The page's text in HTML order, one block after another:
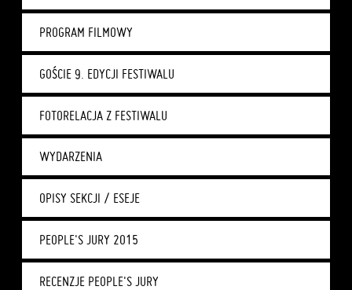
PROGRAM FILMOWY
GOŚCIE 9. EDYCJI FESTIWALU
FOTORELACJA Z FESTIWALU
WYDARZENIA
OPISY SEKCJI / ESEJE
PEOPLE'S JURY 2015
RECENZJE PEOPLE'S JURY